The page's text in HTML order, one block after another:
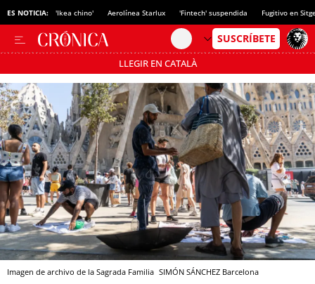
ES NOTICIA: 'Ikea chino' Aerolínea Starlux 'Fintech' suspendida Fugitivo en
LLEGIR EN CATALÀ
Pásate al MODO AHORRO
Imagen de archivo de la Sagrada Familia SIMÓN SÁNCHEZ Barcelona